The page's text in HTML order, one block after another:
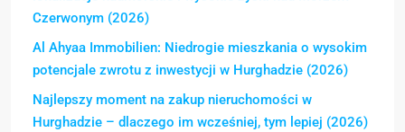
Czerwonym (2026)
Al Ahyaa Immobilien: Niedrogie mieszkania o wysokim
potencjale zwrotu z inwestycji w Hurghadzie (2026)
Najlepszy moment na zakup nieruchomości w
Hurghadzie – dlaczego im wcześniej, tym lepiej (2026)